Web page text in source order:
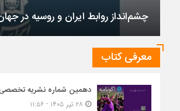
چشم‌انداز روابط ایران و روسیه در
معرفی کتاب
دهمین شماره نشریه تخصصی